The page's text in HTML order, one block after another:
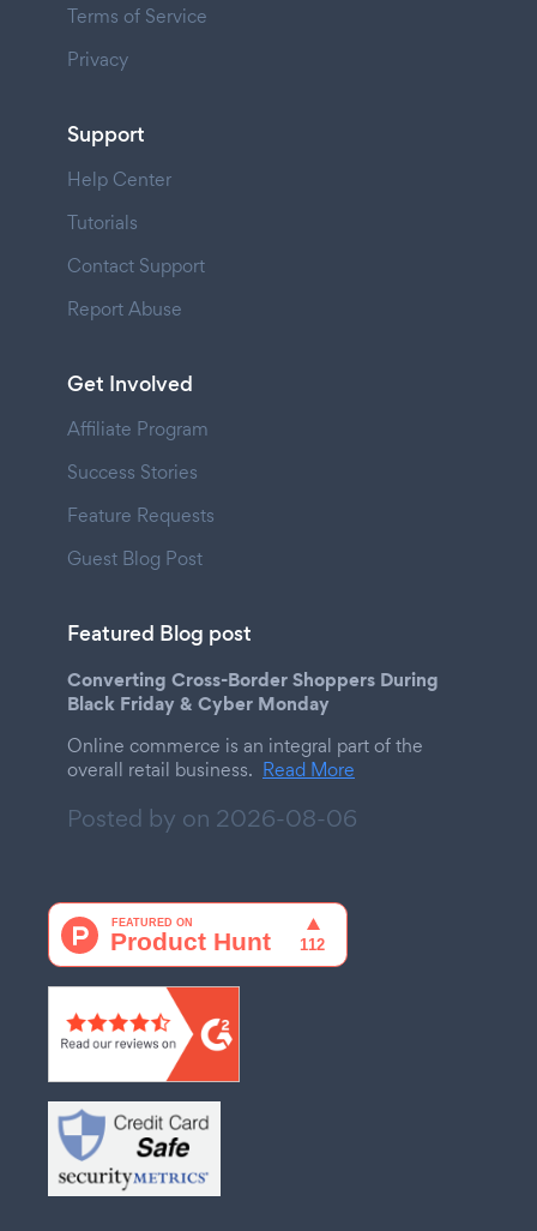
Terms of Service
Privacy
Support
Help Center
Tutorials
Contact Support
Report Abuse
Get Involved
Affiliate Program
Success Stories
Feature Requests
Guest Blog Post
Featured Blog post
Converting Cross-Border Shoppers During
Black Friday & Cyber Monday
Online commerce is an integral part of the
overall retail business. Read More
Posted by on 2026-08-06